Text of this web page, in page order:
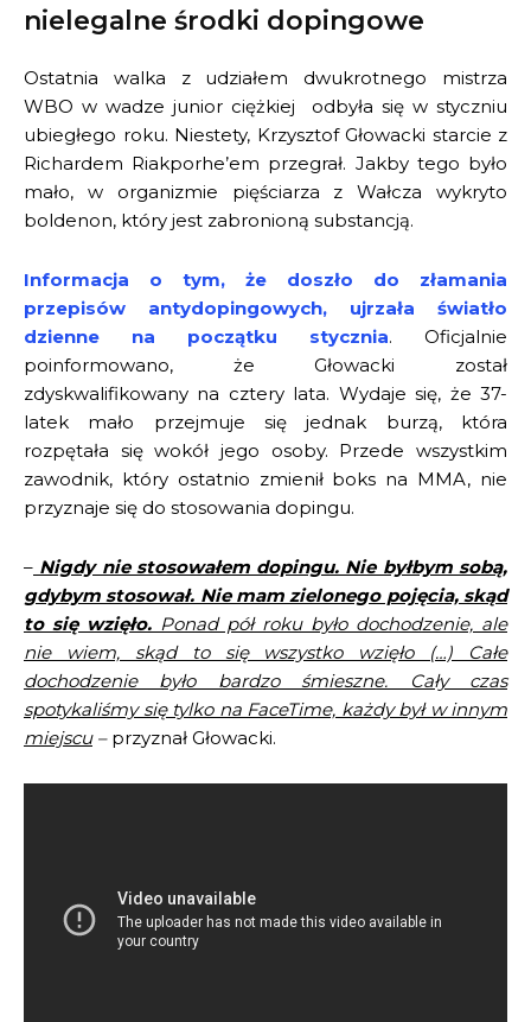
nielegalne środki dopingowe
Ostatnia walka z udziałem dwukrotnego mistrza
WBO w wadze junior ciężkiej odbyła się w styczniu
ubiegłego roku. Niestety, Krzysztof Głowacki starcie z
Richardem Riakporhe’em przegrał. Jakby tego było
mało, w organizmie pięściarza z Wałcza wykryto
boldenon, który jest zabronioną substancją.
Informacja o tym, że doszło do złamania
przepisów antydopingowych, ujrzała światło
dzienne na początku stycznia. Oficjalnie
poinformowano, że Głowacki został
zdyskwalifikowany na cztery lata. Wydaje się, że 37-
latek mało przejmuje się jednak burzą, która
rozpętała się wokół jego osoby. Przede wszystkim
zawodnik, który ostatnio zmienił boks na MMA, nie
przyznaje się do stosowania dopingu.
– Nigdy nie stosowałem dopingu. Nie byłbym sobą,
gdybym stosował. Nie mam zielonego pojęcia, skąd
to się wzięło. Ponad pół roku było dochodzenie, ale
nie wiem, skąd to się wszystko wzięło (…) Całe
dochodzenie było bardzo śmieszne. Cały czas
spotykaliśmy się tylko na FaceTime, każdy był w innym
miejscu– przyznał Głowacki.